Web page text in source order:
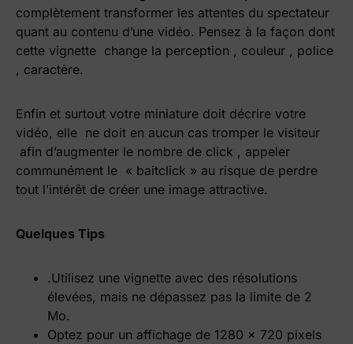
complètement transformer les attentes du spectateur
quant au contenu d’une vidéo. Pensez à la façon dont
cette vignette change la perception , couleur , police
, caractère.
Enfin et surtout votre miniature doit décrire votre
vidéo, elle ne doit en aucun cas tromper le visiteur
afin d’augmenter le nombre de click , appeler
communément le « baitclick » au risque de perdre
tout l’intérêt de créer une image attractive.
Quelques Tips
.Utilisez une vignette avec des résolutions
élevées, mais ne dépassez pas la limite de 2
Mo.
Optez pour un affichage de 1280 x 720 pixels